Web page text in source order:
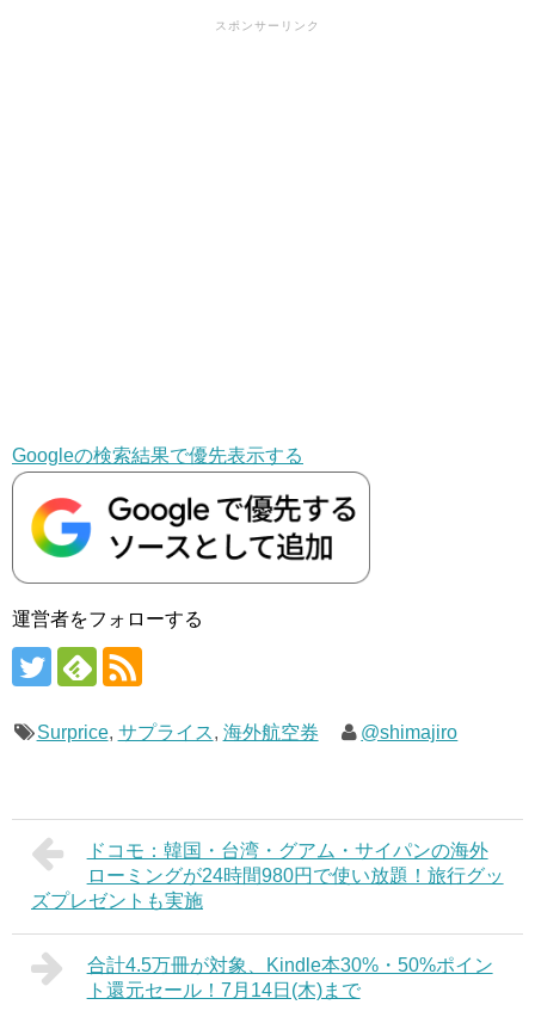
スポンサーリンク
Googleの検索結果で優先表示する
運営者をフォローする
Surprice, サプライス, 海外航空券 @shimajiro
ドコモ：韓国・台湾・グアム・サイパンの海外
ローミングが24時間980円で使い放題！旅行グッ
ズプレゼントも実施
合計4.5万冊が対象、Kindle本30%・50%ポイン
ト還元セール！7月14日(木)まで